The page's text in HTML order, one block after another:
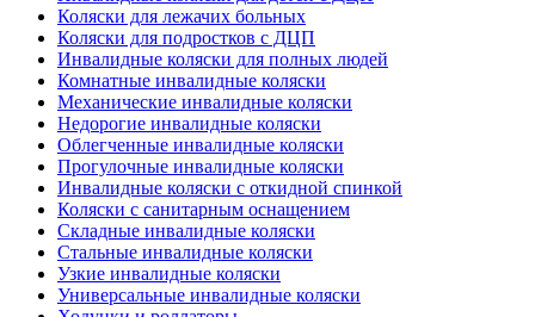
Коляски для лежачих больных
Коляски для подростков с ДЦП
Инвалидные коляски для полных людей
Комнатные инвалидные коляски
Механические инвалидные коляски
Недорогие инвалидные коляски
Облегченные инвалидные коляски
Прогулочные инвалидные коляски
Инвалидные коляски с откидной спинкой
Коляски с санитарным оснащением
Складные инвалидные коляски
Стальные инвалидные коляски
Узкие инвалидные коляски
Универсальные инвалидные коляски